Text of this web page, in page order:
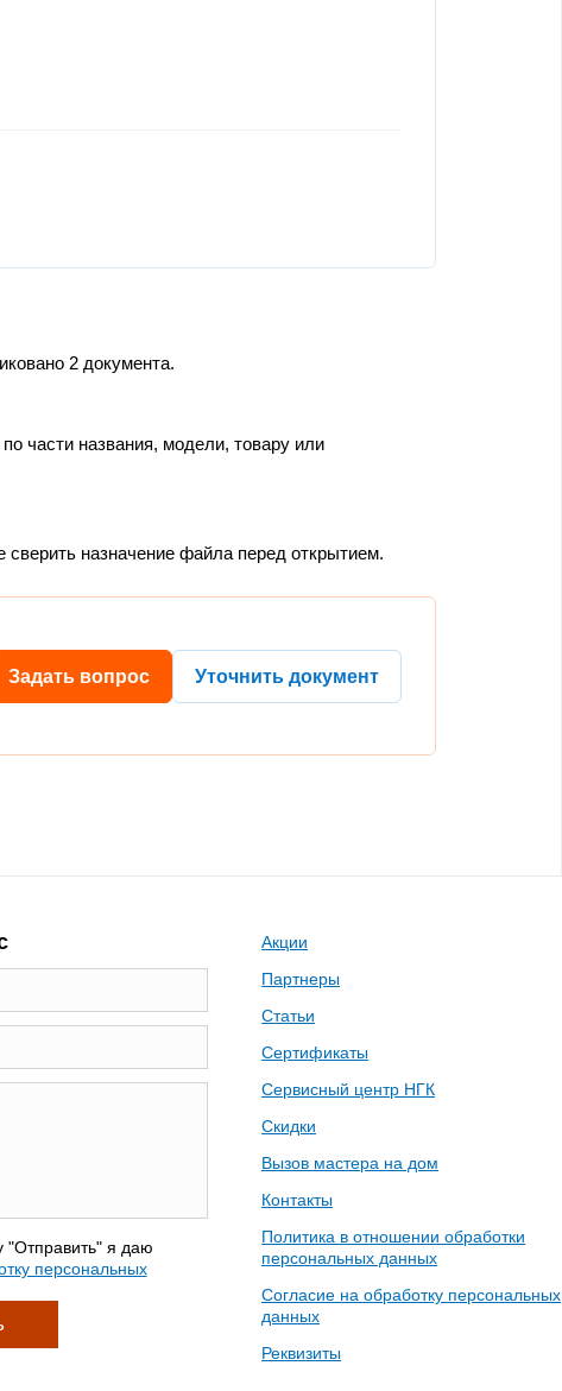
2 документа.
части названия, модели, товару или
назначение файла перед открытием.
Задать вопрос Уточнить документ
"Отправить" я даю
персональных
Акции
Партнеры
Статьи
Сертификаты
Сервисный центр НГК
Скидки
Вызов мастера на дом
Контакты
Политика в отношении обработки
персональных данных
Согласие на обработку персональных
данных
Реквизиты